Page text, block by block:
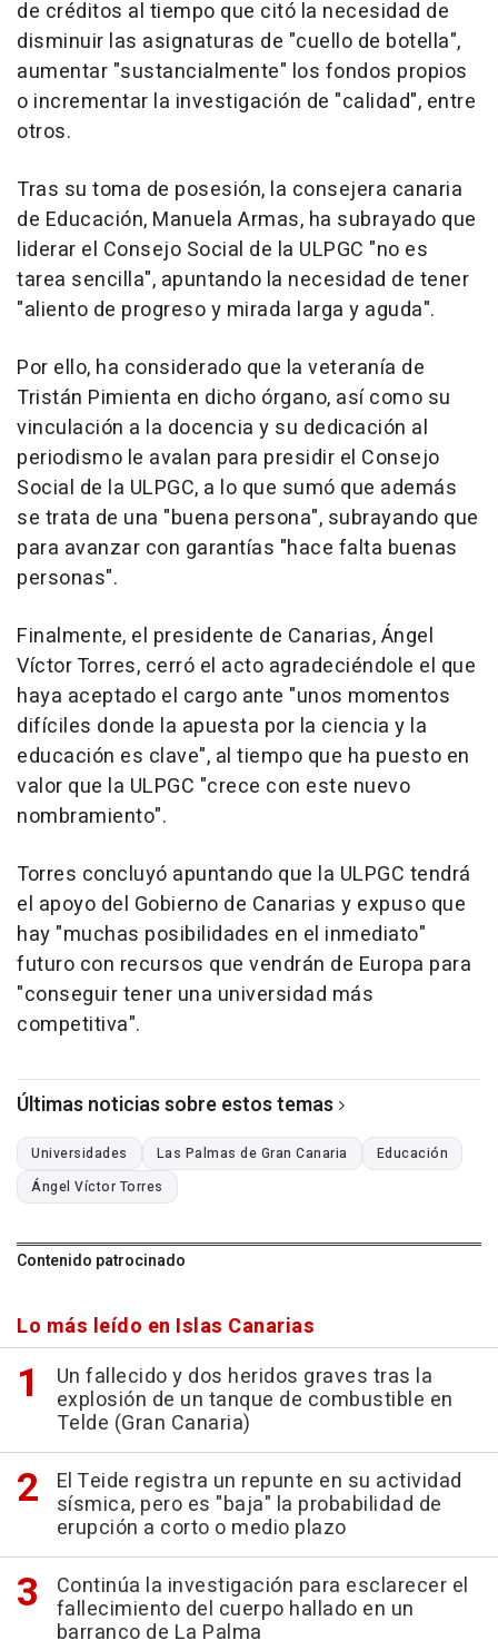
de créditos al tiempo que citó la necesidad de
disminuir las asignaturas de "cuello de botella",
aumentar "sustancialmente" los fondos propios
o incrementar la investigación de "calidad", entre
otros.
Tras su toma de posesión, la consejera canaria
de Educación, Manuela Armas, ha subrayado que
liderar el Consejo Social de la ULPGC "no es
tarea sencilla", apuntando la necesidad de tener
"aliento de progreso y mirada larga y aguda".
Por ello, ha considerado que la veteranía de
Tristán Pimienta en dicho órgano, así como su
vinculación a la docencia y su dedicación al
periodismo le avalan para presidir el Consejo
Social de la ULPGC, a lo que sumó que además
se trata de una "buena persona", subrayando que
para avanzar con garantías "hace falta buenas
personas".
Finalmente, el presidente de Canarias, Ángel
Víctor Torres, cerró el acto agradeciéndole el que
haya aceptado el cargo ante "unos momentos
difíciles donde la apuesta por la ciencia y la
educación es clave", al tiempo que ha puesto en
valor que la ULPGC "crece con este nuevo
nombramiento".
Torres concluyó apuntando que la ULPGC tendrá
el apoyo del Gobierno de Canarias y expuso que
hay "muchas posibilidades en el inmediato"
futuro con recursos que vendrán de Europa para
"conseguir tener una universidad más
competitiva".
Últimas noticias sobre estos temas
Universidades Las Palmas de Gran Canaria
Educación
Ángel Víctor Torres
Contenido patrocinado
Lo más leído en Islas Canarias
Un fallecido y dos heridos graves tras la
explosión de un tanque de combustible en
Telde (Gran Canaria)
El Teide registra un repunte en su actividad
sísmica, pero es "baja" la probabilidad de
erupción a corto o medio plazo
Continúa la investigación para esclarecer el
fallecimiento del cuerpo hallado en un
barranco de La Palma